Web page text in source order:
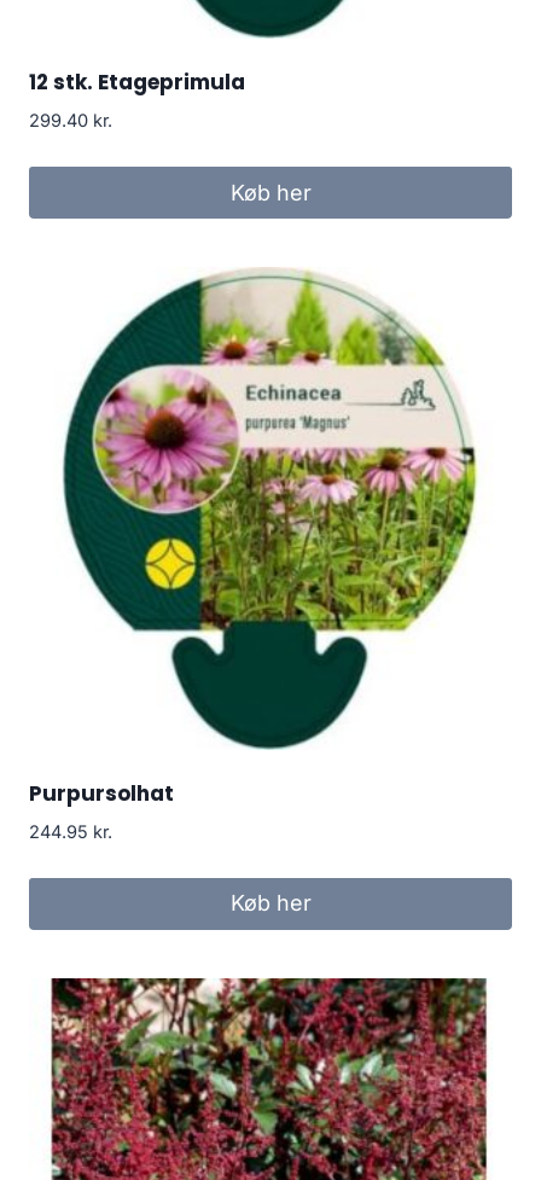
12 stk. Etageprimula
299.40 kr.
Køb her
Purpursolhat
244.95 kr.
Køb her